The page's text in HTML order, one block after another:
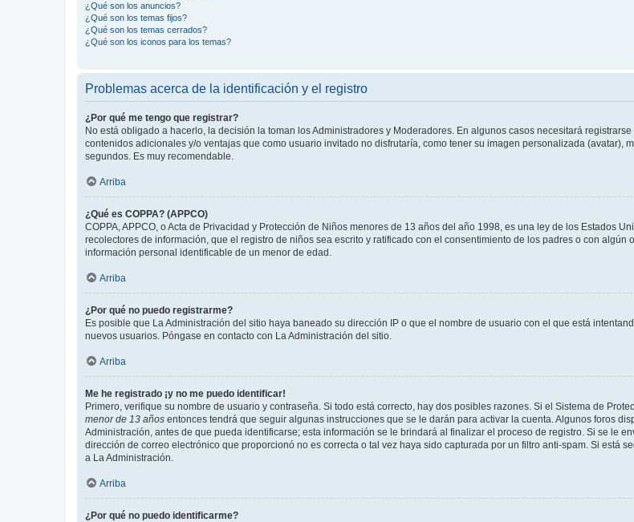
¿Qué son los anuncios?
¿Qué son los temas fijos?
¿Qué son los temas cerrados?
¿Qué son los iconos para los temas?
Problemas acerca de la identificación y el registro
¿Por qué me tengo que registrar?
No está obligado a hacerlo, la decisión la toman los Administradores y Moderadores. En algunos casos necesitará
contenidos adicionales y/o ventajas que como usuario invitado no disfrutaría, como tener su imagen personalizada (avatar),
segundos. Es muy recomendable.
Arriba
¿Qué es COPPA? (APPCO)
COPPA, APPCO, o Acta de Privacidad y Protección de Niños menores de 13 años del año 1998, es una ley de los Estados
recolectores de información, que el registro de niños sea escrito y ratificado con el consentimiento de los padres o con
información personal identificable de un menor de edad.
Arriba
¿Por qué no puedo registrarme?
Es posible que La Administración del sitio haya baneado su dirección IP o que el nombre de usuario con el que está
nuevos usuarios. Póngase en contacto con La Administración del sitio.
Arriba
Me he registrado ¡y no me puedo identificar!
Primero, verifique su nombre de usuario y contraseña. Si todo está correcto, hay dos posibles razones. Si el Sistema de
menor de 13 años entonces tendrá que seguir algunas instrucciones que se le darán para activar la cuenta. Algunos foros
Administración, antes de que pueda identificarse; esta información se le brindará al finalizar el proceso de registro. Si se le
dirección de correo electrónico que proporcionó no es correcta o tal vez haya sido capturada por un filtro anti-spam. Si está
a La Administración.
Arriba
¿Por qué no puedo identificarme?